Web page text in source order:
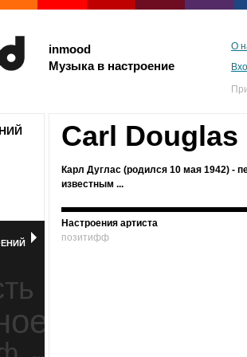
inmood
Музыка в настроение
О
Carl Douglas
Карл Дуглас (родился 10 мая 1942) -
известным ...
Настроения артиста
позитифф